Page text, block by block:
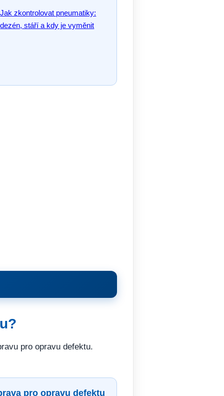
Jak zkontrolovat pneumatiky:
dezén, stáří a kdy je vyměnit
pro opravu defektu.
pro opravu defektu